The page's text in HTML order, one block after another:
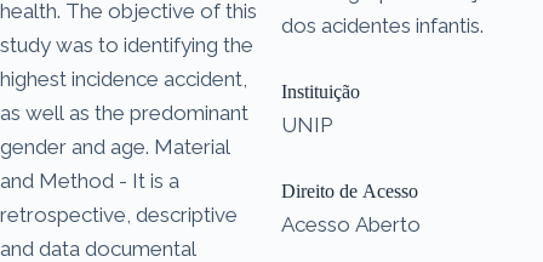
health. The objective of this
study was to identifying the
highest incidence accident,
as well as the predominant
gender and age. Material
and Method - It is a
retrospective, descriptive
and data documental
dos acidentes infantis.
Instituição
UNIP
Direito de Acesso
Acesso Aberto